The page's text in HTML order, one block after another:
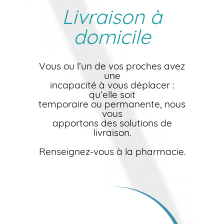
Livraison à
domicile
Vous ou l’un de vos proches avez
une
incapacité à vous déplacer :
qu’elle soit
temporaire ou permanente, nous
vous
apportons des solutions de
livraison.
Renseignez-vous à la pharmacie.